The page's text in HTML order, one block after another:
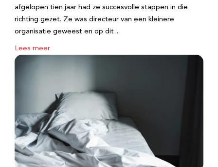
afgelopen tien jaar had ze succesvolle stappen in die
richting gezet. Ze was directeur van een kleinere
organisatie geweest en op dit…
Lees meer